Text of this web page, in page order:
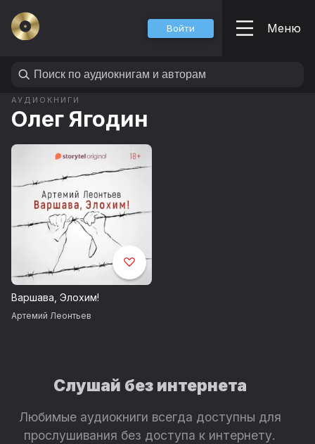
Войти Меню
АУДИОКНИГИ
Олег Ягодин
Варшава, Элохим!
Артемий Леонтьев
Слушай без интернета
Любимые аудиокниги всегда доступны для
прослушивания без доступа к интернету.